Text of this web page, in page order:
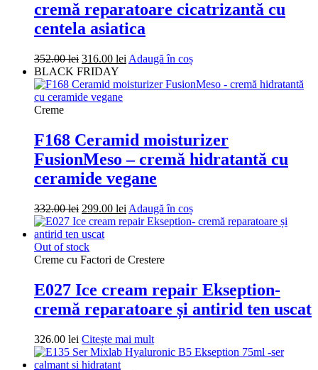
cremă reparatoare cicatrizantă cu
centela asiatica
352.00lei Prețul
inițial
a
fost:
316.00 lei Prețul
este:
Adaugă în coș
BLACK FRIDAY
Creme
F168 Ceramid moisturizer
FusionMeso – cremă hidratantă cu
ceramide vegane
332.00lei Prețul
inițial
a
fost:
332.00 lei.
299.00 lei Prețul
curent
Adaugă în coș
Out of stock
Creme cu Factori de Crestere
E027 Ice cream repair Ekseption-
cremă reparatoare și antirid ten uscat
326.00 lei Citește mai mult